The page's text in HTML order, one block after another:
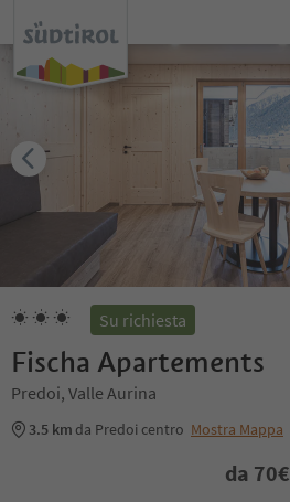
Su richiesta
Fischa Apartements
Predoi, Valle Aurina
3.5 km da Predoi centro Mostra Mappa
da 70€